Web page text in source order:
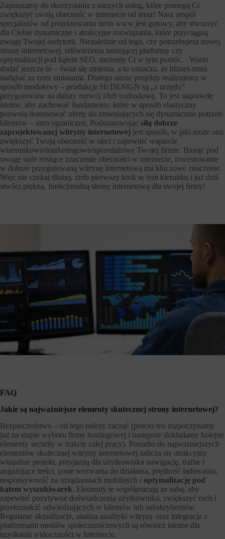
Zapraszamy do skorzystania z naszych usług, które pomogą Ci
zwiększyć swoją obecność w internecie od teraz! Nasz zespół
specjalistów od projektowania stron www jest gotowy, aby stworzyć
dla Ciebie dynamiczne i atrakcyjne rozwiązania, które przyciągną
uwagę Twojej audytorii. Niezależnie od tego, czy potrzebujesz nowej
strony internetowej, odświeżenia istniejącej platformy czy
optymalizacji pod kątem SEO, możemy Ci w tym pomóc. Warto
dodać jeszcze to – świat się zmienia, a to oznacza, że biznes musi
nadążać za tymi zmianami. Dlatego nasze projekty realizujemy w
sposób modułowy – produkcje Hi DESIGN są „z urzędu”
przygotowane na dalszy rozwój i/lub rozbudowę. To jest naprawdę
istotne, aby zachować fundamenty, które w sposób elastyczny
pozwolą dostosować ofertę do zmieniających się dynamicznie potrzeb
klientów – zero ograniczeń. Podsumowując siłą dobrze
zaprojektowanej witryny internetowej jest sposób, w jaki może ona
zwiększyć Twoją obecność w sieci i zapewnić wsparcie
wizerunkowo/marketingowo/sprzedażowe Twojej firmie. Biorąc pod
uwagę stale rosnące znaczenie obecności w internecie, inwestowanie
w dobrze przygotowaną witrynę internetową ma kluczowe znaczenie.
Więc nie czekaj dłużej, zrób pierwszy krok w tym kierunku i już dziś
stwórz piękną, funkcjonalną stronę internetową dla swojej firmy!
FAQ
Jakie są najważniejsze elementy skutecznej strony internetowej?
Bezpieczeństwo – od tego należy zacząć (proces ten rozpoczynamy
już na etapie wyboru firmy hostingowej i następnie dokładamy kolejne
elementy security w trakcie całej pracy). Ponadto do najważniejszych
elementów skutecznej witryny internetowej zalicza się atrakcyjny
wizualnie projekt, przyjazną dla użytkownika nawigację, trafne i
angażujące treści, jasne wezwania do działania, prędkość ładowania,
responsywność na urządzeniach mobilnych i optymalizację pod
kątem wyszukiwarek. Elementy te współpracują ze sobą, aby
zapewnić pozytywne doświadczenia użytkownika, zwiększyć ruch i
przekształcić odwiedzających w klientów lub subskrybentów.
Regularne aktualizacje, analiza analityki witryny oraz integracja z
platformami mediów społecznościowych są również istotne dla
uzyskania widoczności w Internecie.